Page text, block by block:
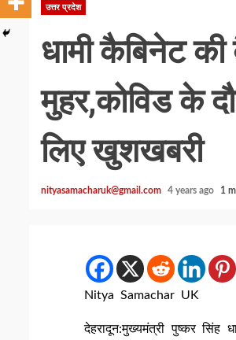
उत्तर प्रदेश
धामी कैबिनेट
मुहर,कोविड के
लिए खुशखबरी
nityasamacharuk@gmail.com 4 years ago 1
Nitya Samachar UK
देहरादून:मुख्यमंत्री पुष्कर